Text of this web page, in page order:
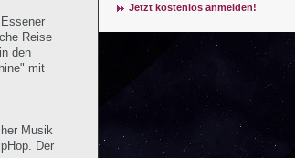
Reise
den
mit
Musik
Der
Jetzt kostenlos anmelden!